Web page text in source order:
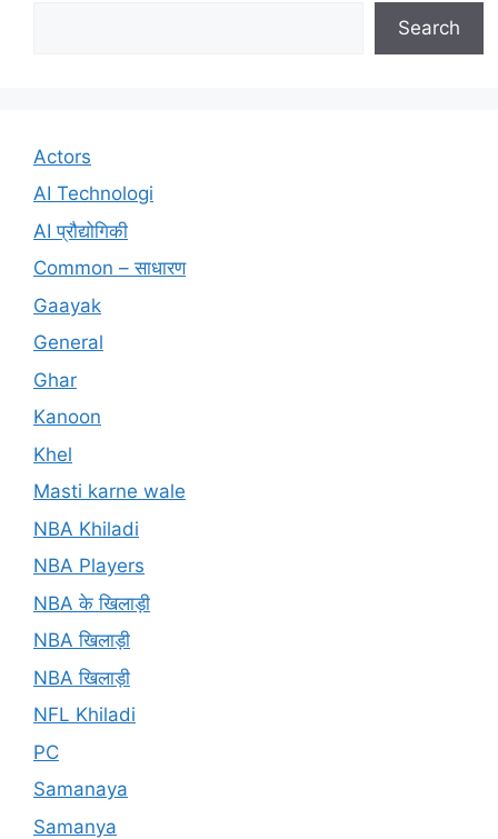
Search
Actors
AI Technologi
AI प्रौद्योगिकी
Common – साधारण
Gaayak
General
Ghar
Kanoon
Khel
Masti karne wale
NBA Khiladi
NBA Players
NBA के खिलाड़ी
NBA खिलाड़ी
NBA खिलाड़ी
NFL Khiladi
PC
Samanaya
Samanya